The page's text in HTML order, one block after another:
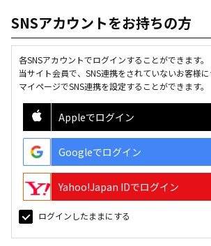
SNSアカウントをお持ちの方
各SNSアカウントでログインすることができます。
当サイト会員で、SNS連携をされていないお客様
マイページでSNS連携を設定することができます。
Appleでログイン
Googleでログイン
Yahoo!Japan IDでログイン
ログインしたままにする